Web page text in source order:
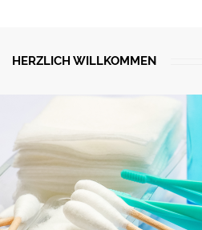
HERZLICH WILLKOMMEN